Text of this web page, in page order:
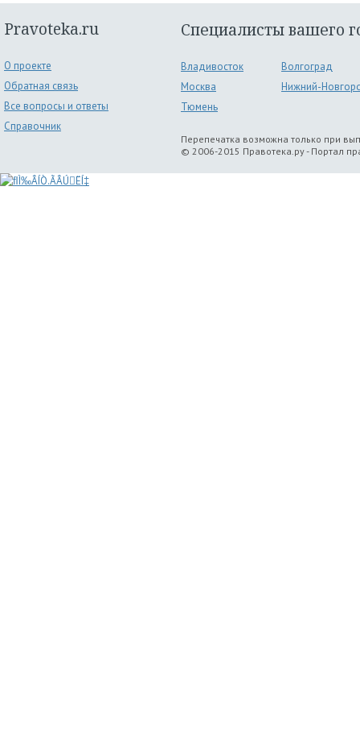
Pravoteka.ru
О проекте
Обратная связь
Все вопросы и ответы
Справочник
Специалисты вашего
Владивосток
Волгоград
Москва
Нижний-
Тюмень
Перепечатка возможна только при
© 2006-2015 Правотека.ру - Портал